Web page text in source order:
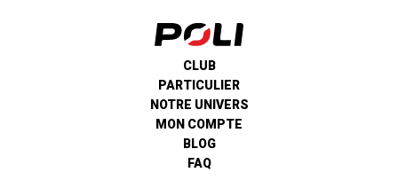
CLUB
PARTICULIER
NOTRE UNIVERS
MON COMPTE
BLOG
FAQ